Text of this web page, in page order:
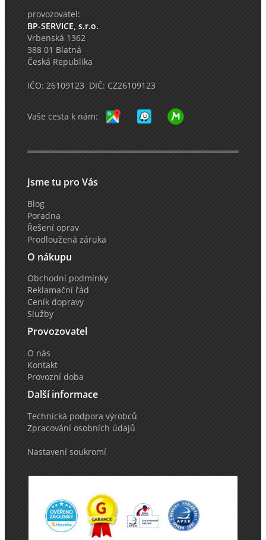
provozovatel:
BP-SERVICE, s.r.o.
Vrbenská 1362
388 01 Blatná
Česká Republika
IČO: 26109123 DIČ: CZ26109123
Vaše cesta k nám:
Jsme tu pro Vás
Blog
Poradna
Řešení oprav
Prodloužená záruka
O nákupu
Obchodní podmínky
Reklamační řád
Ceník dopravy
Služby
Provozovatel
O nás
Kontakt
Provozní doba
Další informace
Technická podpora výrobců
Zpracování osobních údajů
Nastavení soukromí